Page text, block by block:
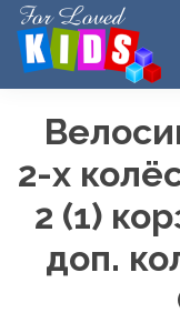
2-х
2 (1)
доп.